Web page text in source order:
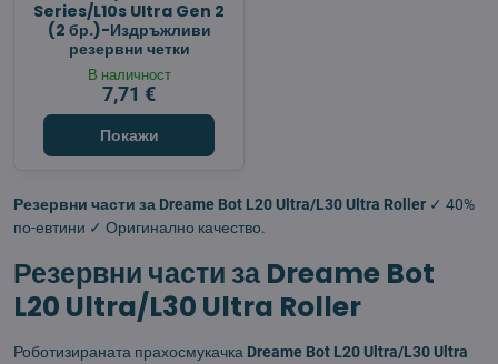
Series/L10s Ultra Gen 2
(2 бр.)-Издръжливи
резервни четки
В наличност
7,71 €
Покажи
Резервни части за Dreame Bot L20 Ultra/L30 Ultra Roller ✓ 40%
по-евтини ✓ Оригинално качество.
Резервни части за Dreame Bot
L20 Ultra/L30 Ultra Roller
Роботизираната прахосмукачка Dreame Bot L20 Ultra/L30 Ultra